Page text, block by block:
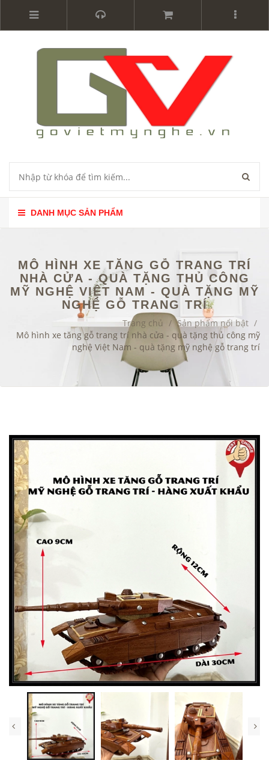
DANH MỤC SẢN PHẨM
MÔ HÌNH XE TĂNG GỖ TRANG TRÍ
NHÀ CỬA - QUÀ TẶNG THỦ CÔNG
MỸ NGHỆ VIỆT NAM - QUÀ TẶNG MỸ
NGHỆ GỖ TRANG TRÍ
Trang chủ / Sản phẩm nổi bật /
Mô hình xe tăng gỗ trang trí nhà cửa - quà tặng thủ công mỹ
nghệ Việt Nam - quà tặng mỹ nghệ gỗ trang trí